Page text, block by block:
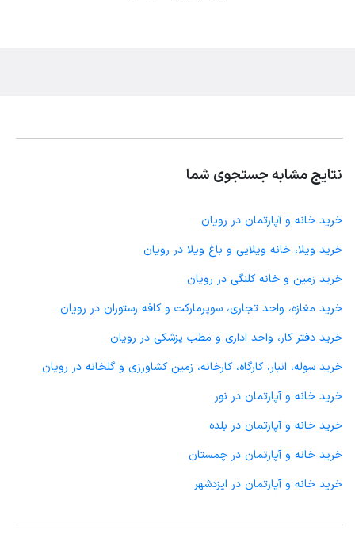
نتایج مشابه جستجوی شما
خرید خانه و آپارتمان در رویان
خرید ویلا، خانه ویلایی و باغ ویلا در رویان
خرید زمین و خانه کلنگی در رویان
خرید مغازه، واحد تجاری، سوپرمارکت و کافه رستوران در رویان
خرید دفتر کار، واحد اداری و مطب پزشکی در رویان
خرید سوله، انبار، کارگاه، کارخانه، زمین کشاورزی و گلخانه در رویان
خرید خانه و آپارتمان در نور
خرید خانه و آپارتمان در بلده
خرید خانه و آپارتمان در چمستان
خرید خانه و آپارتمان در ایزدشهر